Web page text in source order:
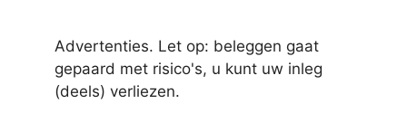
Advertenties. Let op: beleggen gaat
gepaard met risico's, u kunt uw inleg
(deels) verliezen.